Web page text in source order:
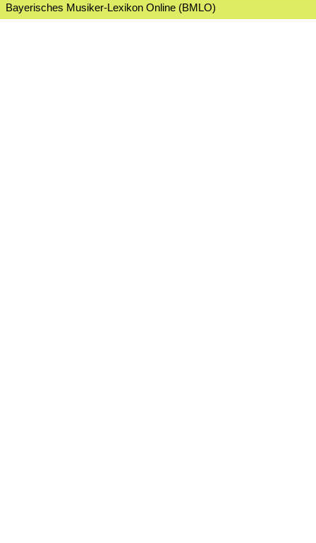
Bayerisches Musiker-Lexikon Online (BMLO)